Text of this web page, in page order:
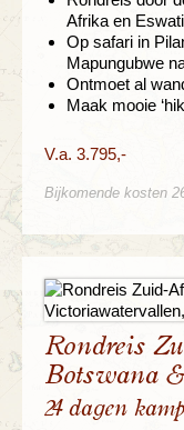
Afrika en
Op safari in
Mapungubwe
Ontmoet al
Maak mooie
V.a. 3.795,-
Bijkomende kosten
Rondreis
Botswana
24 dagen